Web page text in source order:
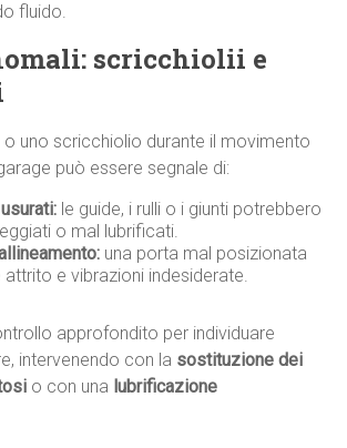
fluido.
scricchiolii e
o uno scricchiolio durante il movimento
può essere segnale di:
le guide, i rulli o i giunti potrebbero
o mal lubrificati.
una porta mal posizionata
e vibrazioni indesiderate.
approfondito per individuare
intervenendo con la sostituzione dei
o con una lubrificazione